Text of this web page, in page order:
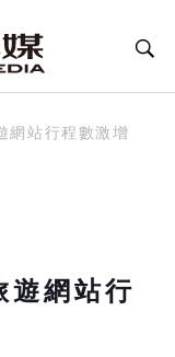
網站行程數激增
遊網站行